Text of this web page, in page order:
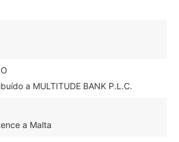
a MULTITUDE BANK P.L.C.
a Malta